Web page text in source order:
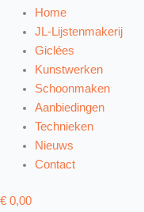
Home
JL-Lijstenmakerij
Giclées
Kunstwerken
Schoonmaken
Aanbiedingen
Technieken
Nieuws
Contact
€ 0,00